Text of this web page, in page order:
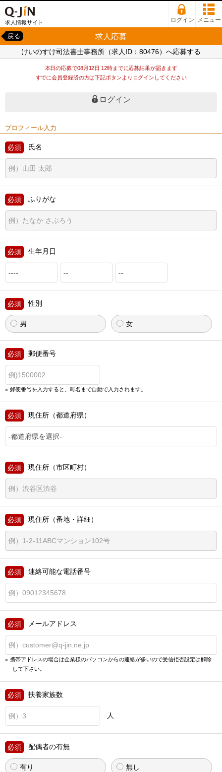
求人情報サイト ログイン メニュー
求人応募
戻る
けいのすけ司法書士事務所（求人ID：80476）へ応募する
本日の応募で08月12日 12時までに応募結果が届きます
すでに会員登録済の方は下記ボタンよりログインしてください
ログイン
プロフィール入力
氏名
ふりがな
生年月日
性別
男 女
郵便番号
郵便番号を入力すると、町名まで自動で入力されます。
現住所（都道府県）
現住所（市区町村）
現住所（番地・詳細）
連絡可能な電話番号
メールアドレス
携帯アドレスの場合は企業様のパソコンからの連絡が多いので受信拒否設定は解除
して下さい。
扶養家族数
人
配偶者の有無
有り 無し